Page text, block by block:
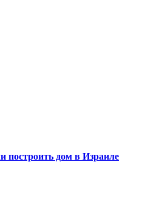
построить дом в Израиле